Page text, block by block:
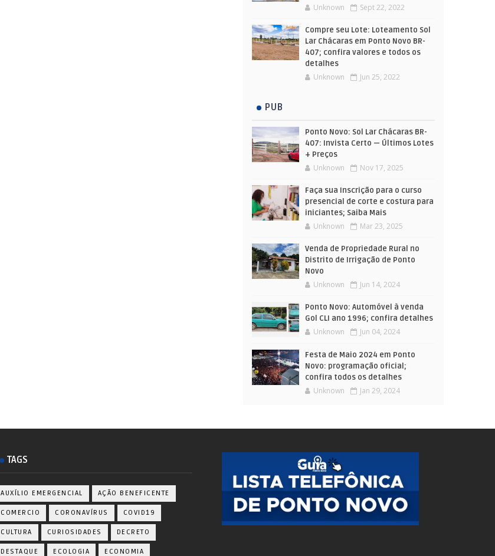
Unknown Sept 22, 2022
Compre seu Lote: Loteamento Sol
Lar Chácaras em Ponto Novo BR-
407; confira valores e todos os
detalhes
Unknown Jun 25, 2022
PUB
Ponto Novo: Sol Lar Chácaras BR-
407: Invista Certo — Últimos Lotes
+ Preços
Unknown Nov 17, 2025
Faça sua Inscrição para o curso
presencial de corte e costura para
iniciantes; Saiba Mais
Unknown Mar 23, 2025
Venda de Propriedade Rural no
Distrito de Irrigação de Ponto
Novo
Unknown Jun 14, 2024
Ponto Novo: Automóvel à venda
Gol CLI ano 1996; confira detalhes
Unknown Jun 04, 2024
Festa de Maio 2024 em Ponto
Novo: programação oficial;
confira todos os detalhes
Unknown Jan 29, 2024
TAGS
AUXÍLIO EMERGENCIAL AÇÃO BENEFICENTE
COMERCIO CORONAVÍRUS COVID19
CULTURA CURIOSIDADES DECRETO
DESTAQUE ECOLOGIA ECONOMIA